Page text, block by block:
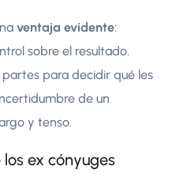
ventaja evidente:
sobre el resultado.
para decidir qué les
de un
y tenso.
ex cónyuges